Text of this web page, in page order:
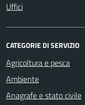
Uffici
CATEGORIE DI SERVIZIO
Agricoltura e pesca
Ambiente
Anagrafe e stato civile